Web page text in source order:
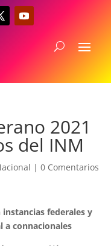
2021
del INM
|0 Comentarios
federales y
a connacionales